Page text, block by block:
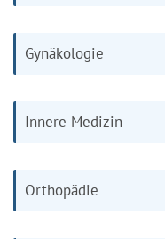
Gynäkologie
Innere Medizin
Orthopädie